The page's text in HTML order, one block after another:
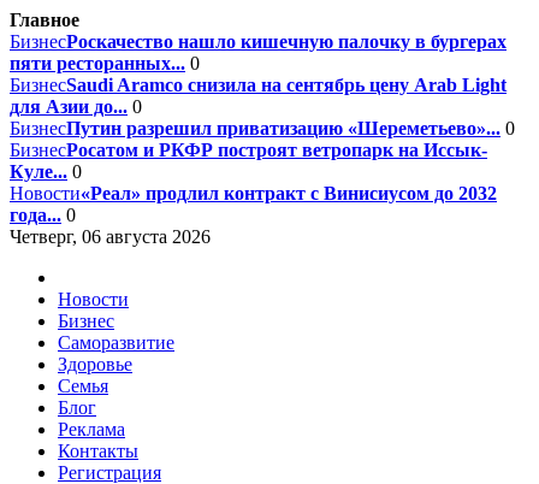
Главное
БизнесРоскачество нашло кишечную палочку в бургерах
пяти ресторанных... 0
БизнесSaudi Aramco снизила на сентябрь цену Arab Light
для Азии до... 0
БизнесПутин разрешил приватизацию «Шереметьево»... 0
БизнесРосатом и РКФР построят ветропарк на Иссык-
Куле... 0
Новости«Реал» продлил контракт с Винисиусом до 2032
года... 0
Четверг, 06 августа 2026
Новости
Бизнес
Саморазвитие
Здоровье
Семья
Блог
Реклама
Контакты
Регистрация